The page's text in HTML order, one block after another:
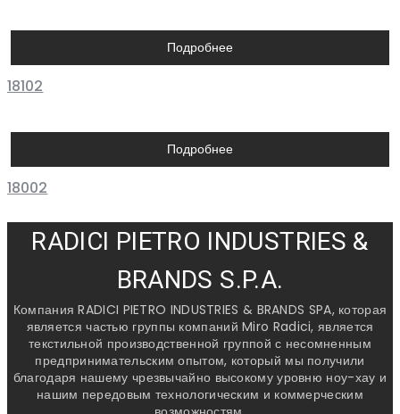
Подробнее
18102
Подробнее
18002
RADICI PIETRO INDUSTRIES &
BRANDS S.P.A.
Компания RADICI PIETRO INDUSTRIES & BRANDS SPA, которая
является частью группы компаний Miro Radici, является
текстильной производственной группой с несомненным
предпринимательским опытом, который мы получили
благодаря нашему чрезвычайно высокому уровню ноу-хау и
нашим передовым технологическим и коммерческим